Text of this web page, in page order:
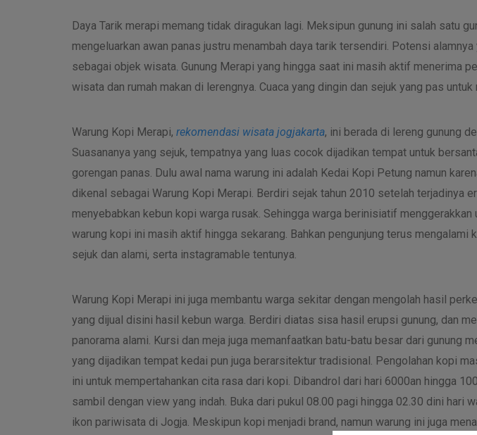
Daya Tarik merapi memang tidak diragukan lagi. Meksipun gunung ini salah satu
mengeluarkan awan panas justru menambah daya tarik tersendiri. Potensi
sebagai objek wisata. Gunung Merapi yang hingga saat ini masih aktif menerima
wisata dan rumah makan di lerengnya. Cuaca yang dingin dan sejuk yang pas
Warung Kopi Merapi, rekomendasi wisata jogjakarta, ini berada di lereng gunung
Suasananya yang sejuk, tempatnya yang luas cocok dijadikan tempat untuk
gorengan panas. Dulu awal nama warung ini adalah Kedai Kopi Petung namun
dikenal sebagai Warung Kopi Merapi. Berdiri sejak tahun 2010 setelah terjadinya
menyebabkan kebun kopi warga rusak. Sehingga warga berinisiatif menggerakkan
warung kopi ini masih aktif hingga sekarang. Bahkan pengunjung terus mengalami
sejuk dan alami, serta instagramable tentunya.
Warung Kopi Merapi ini juga membantu warga sekitar dengan mengolah hasil
yang dijual disini hasil kebun warga. Berdiri diatas sisa hasil erupsi gunung, dan
panorama alami. Kursi dan meja juga memanfaatkan batu-batu besar dari gunung
yang dijadikan tempat kedai pun juga berarsitektur tradisional. Pengolahan kopi
ini untuk mempertahankan cita rasa dari kopi. Dibandrol dari hari 6000an hingga
sambil dengan view yang indah. Buka dari pukul 08.00 pagi hingga 02.30 dini hari
ikon pariwisata di Jogja. Meskipun kopi menjadi brand, namun warung ini juga